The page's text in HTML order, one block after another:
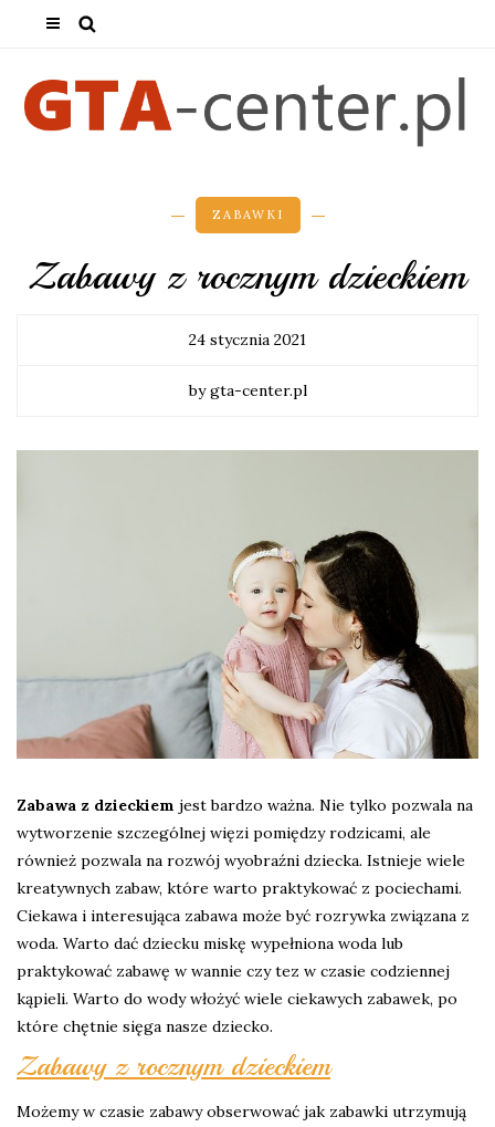
ZABAWKI
Zabawy z rocznym dzieckiem
24 stycznia 2021
by gta-center.pl
Zabawa z dzieckiem jest bardzo ważna. Nie tylko pozwala na
wytworzenie szczególnej więzi pomiędzy rodzicami, ale
również pozwala na rozwój wyobraźni dziecka. Istnieje wiele
kreatywnych zabaw, które warto praktykować z pociechami.
Ciekawa i interesująca zabawa może być rozrywka związana z
woda. Warto dać dziecku miskę wypełniona woda lub
praktykować zabawę w wannie czy tez w czasie codziennej
kąpieli. Warto do wody włożyć wiele ciekawych zabawek, po
które chętnie sięga nasze dziecko.
Zabawy z rocznym dzieckiem
Możemy w czasie zabawy obserwować jak zabawki utrzymują